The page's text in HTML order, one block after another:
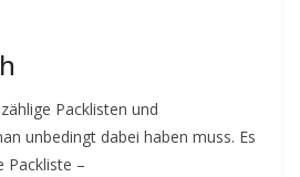
Packlisten und
unbedingt dabei haben muss. Es
Packliste –